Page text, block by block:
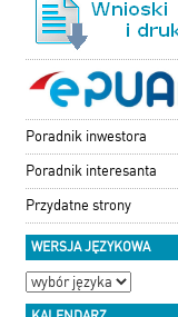
Poradnik inwestora
Poradnik interesanta
Przydatne strony
WERSJA JĘZYKOWA